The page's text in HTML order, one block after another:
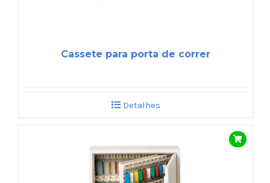
Cassete para porta de correr
Detalhes